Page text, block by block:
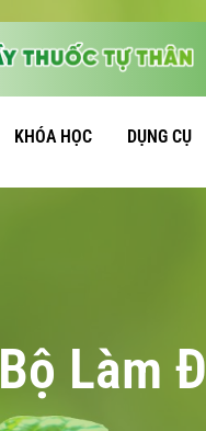
KHÓA HỌC DỤNG CỤ
Bộ Làm